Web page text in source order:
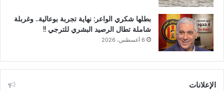
بطلها شكري الواعر: نهاية تجربة بوعالية.. وغربلة
شاملة تطال الرصيد البشري للترجي !!
6 أغسطس، 2026
الإعلانات